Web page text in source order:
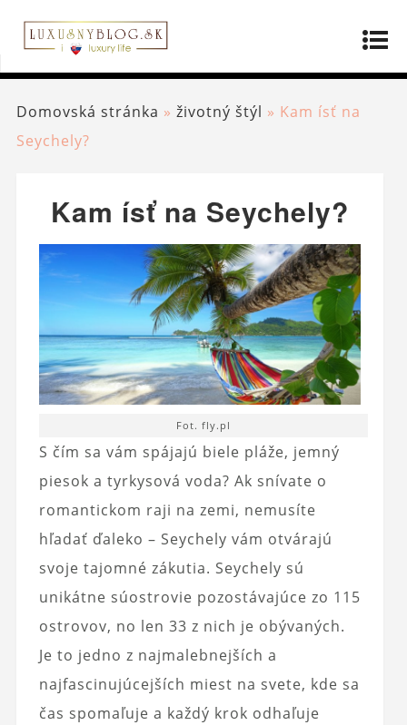
Domovská stránka » životný štýl » Kam ísť na
Seychely?
Kam ísť na Seychely?
Fot. fly.pl
S čím sa vám spájajú biele pláže, jemný
piesok a tyrkysová voda? Ak snívate o
romantickom raji na zemi, nemusíte
hľadať ďaleko – Seychely vám otvárajú
svoje tajomné zákutia. Seychely sú
unikátne súostrovie pozostávajúce zo 115
ostrovov, no len 33 z nich je obývaných.
Je to jedno z najmalebnejších a
najfascinujúcejších miest na svete, kde sa
čas spomaľuje a každý krok odhaľuje